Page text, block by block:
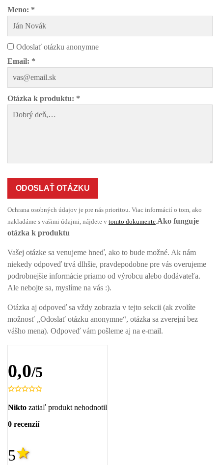
Meno: *
Odoslať otázku anonymne
Email: *
Otázka k produktu: *
ODOSLAŤ OTÁZKU
Ochrana osobných údajov je pre nás prioritou. Viac informácií o tom, ako
nakladáme s vašimi údajmi, nájdete v tomto dokumente.Ako funguje
otázka k produktu
Vašej otázke sa venujeme hneď, ako to bude možné. Ak nám
niekedy odpoveď trvá dlhšie, pravdepodobne pre vás overujeme
podrobnejšie informácie priamo od výrobcu alebo dodávateľa.
Ale nebojte sa, myslíme na vás :).
Otázka aj odpoveď sa vždy zobrazia v tejto sekcii (ak zvolíte
možnosť „Odoslať otázku anonymne“, otázka sa zverejní bez
vášho mena). Odpoveď vám pošleme aj na e-mail.
0,0/5
Nikto zatiaľ produkt nehodnotil
0 recenzií
5